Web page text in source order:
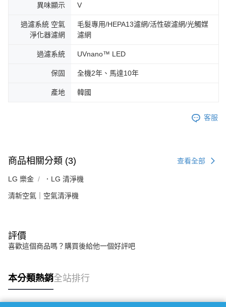
異味顯示 V
過濾系統 空氣
淨化器濾網
毛髮專用/HEPA13濾網/活性碳濾網/光觸媒
濾網
過濾系統 UVnano™ LED
保固 全機2年、馬達10年
產地 韓國
客服
商品相關分類 (3) 查看全部
LG 樂金 ．LG 清淨機
清新空氣｜空氣清淨機
評價
喜歡這個商品嗎？購買後給他一個好評吧
本分類熱銷全站排行